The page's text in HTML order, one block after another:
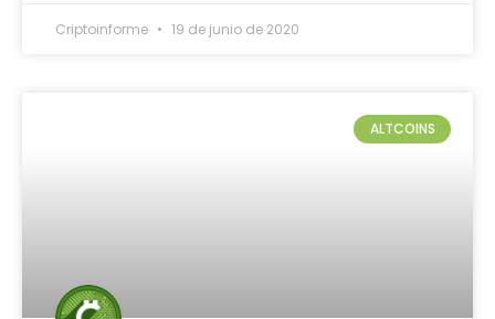
Criptoinforme 19 de junio de 2020
ALTCOINS